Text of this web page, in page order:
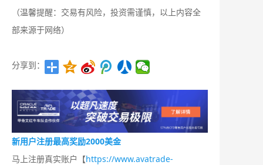
（温馨提醒：交易有风险，投资需谨慎，以上内容全
部来源于网络）
分享到：
新用户注册最高奖励2000美金
马上注册真实账户【https://www.avatrade-